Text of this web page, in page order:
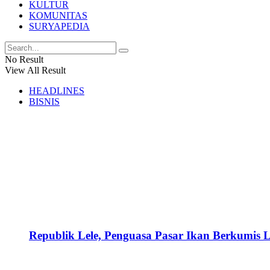
KULTUR
KOMUNITAS
SURYAPEDIA
No Result
View All Result
HEADLINES
BISNIS
Republik Lele, Penguasa Pasar Ikan Berkumis